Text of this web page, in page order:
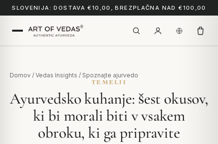
SLOVENIJA: DOSTAVA €10,00, BREZPLAČNA NAD €100,00
Domov / Vedas Insights / Spoznajte ajurvedo
TEMELJI
Ayurvedsko kuhanje: šest okusov,
ki bi morali biti v vsakem
obroku, ki ga pripravite